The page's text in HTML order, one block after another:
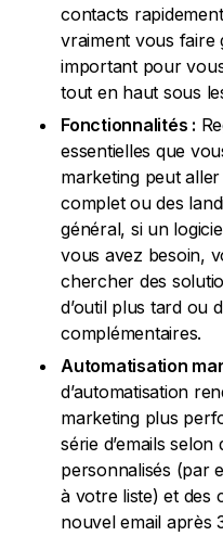
contacts
vraiment vous faire
important pour
tout en haut sous
Fonctionnalités :
essentielles que
marketing peut
complet ou des
général, si un
vous avez besoin,
chercher des
d’outil plus tard ou
complémentaires.
Automatisation
d’automatisation
marketing plus
série d’emails
personnalisés (par
à votre liste) et des
nouvel email après